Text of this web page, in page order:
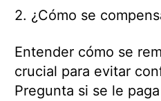
2. ¿Cómo se
Entender cómo se
crucial para evitar
Pregunta si se le